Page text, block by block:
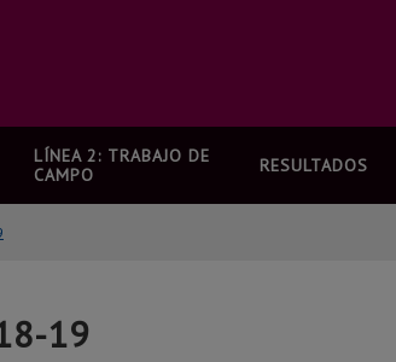
LÍNEA 2: TRABAJO DE
CAMPO
RESULTADOS
19